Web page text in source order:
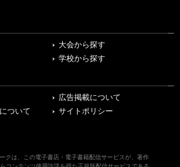
大会から探す
学校から探す
広告掲載について
ついて
サイトポリシー
クは、この電子書店・電子書籍配信サービスが、著作